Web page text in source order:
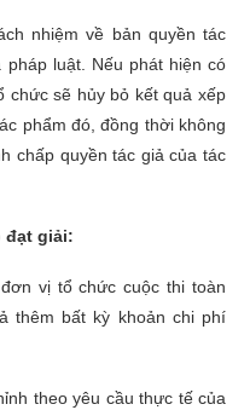
nhiệm về bản quyền tác
luật. Nếu phát hiện có
chức sẽ hủy bỏ kết quả xếp
phẩm đó, đồng thời không
chấp quyền tác giả của tác
đạt giải:
vị tổ chức cuộc thi toàn
thêm bất kỳ khoản chi phí
theo yêu cầu thực tế của